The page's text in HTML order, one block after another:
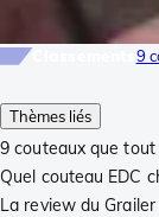
Thèmes liés
9 couteaux que tout
Quel couteau EDC
La review du
9